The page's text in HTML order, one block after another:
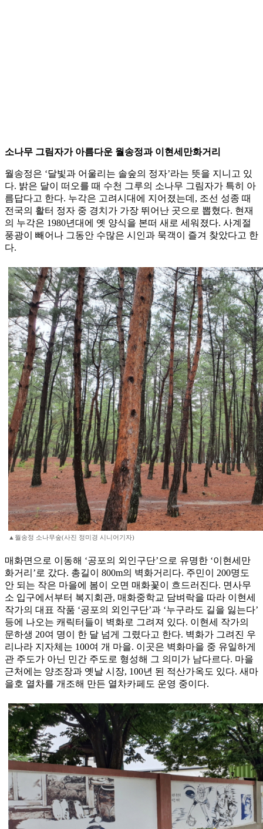
소나무 그림자가 아름다운 월송정과 이현세만화거리
월송정은 ‘달빛과 어울리는 솔숲의 정자’라는 뜻을 지니고 있
다. 밝은 달이 떠오를 때 수천 그루의 소나무 그림자가 특히 아
름답다고 한다. 누각은 고려시대에 지어졌는데, 조선 성종 때
전국의 활터 정자 중 경치가 가장 뛰어난 곳으로 뽑혔다. 현재
의 누각은 1980년대에 옛 양식을 본떠 새로 세워졌다. 사계절
풍광이 빼어나 그동안 수많은 시인과 묵객이 즐겨 찾았다고 한
다.
▲월송정 소나무숲(사진 정미경 시니어기자)
매화면으로 이동해 ‘공포의 외인구단’으로 유명한 ‘이현세만
화거리’로 갔다. 총길이 800m의 벽화거리다. 주민이 200명도
안 되는 작은 마을에 봄이 오면 매화꽃이 흐드러진다. 면사무
소 입구에서부터 복지회관, 매화중학교 담벼락을 따라 이현세
작가의 대표 작품 ‘공포의 외인구단’과 ‘누구라도 길을 잃는다’
등에 나오는 캐릭터들이 벽화로 그려져 있다. 이현세 작가의
문하생 20여 명이 한 달 넘게 그렸다고 한다. 벽화가 그려진 우
리나라 지자체는 100여 개 마을. 이곳은 벽화마을 중 유일하게
관 주도가 아닌 민간 주도로 형성해 그 의미가 남다르다. 마을
근처에는 양조장과 옛날 시장, 100년 된 적산가옥도 있다. 새마
을호 열차를 개조해 만든 열차카페도 운영 중이다.